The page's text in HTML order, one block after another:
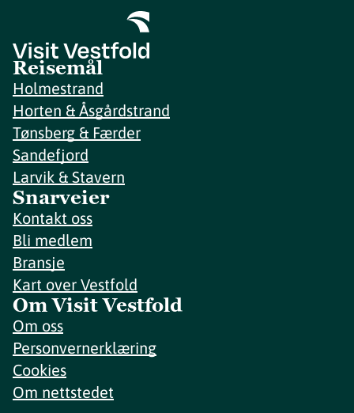
Reisemål
Holmestrand
Horten & Åsgårdstrand
Tønsberg & Færder
Sandefjord
Larvik & Stavern
Snarveier
Kontakt oss
Bli medlem
Bransje
Kart over Vestfold
Om Visit Vestfold
Om oss
Personvernerklæring
Cookies
Om nettstedet